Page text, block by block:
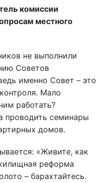
комиссии
местного
не выполнили
Советов
именно Совет – это
Мало
работать?
проводить семинары
домов.
«Живите, как
реформа
– барахтайтесь.